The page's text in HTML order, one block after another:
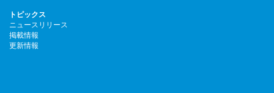
トピックス
ニュースリリース
掲載情報
更新情報